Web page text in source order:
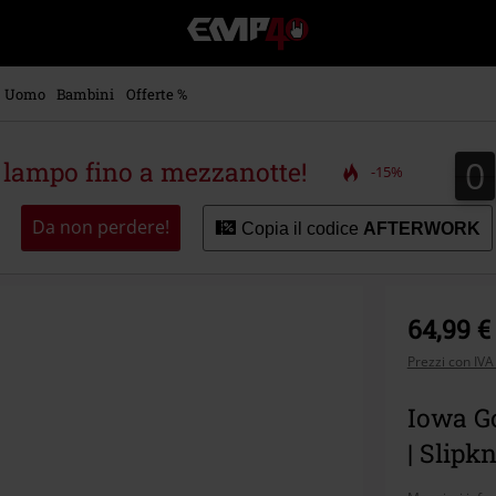
EMP
-
Musica,
Videogame
-
Abbigliamento
Uomo Bambini Offerte %
fino a mezzanotte! -15% 0
0
Da non perdere! Copia il codice AFTERWORK
64,99 €
Prezzi con
Iowa
|